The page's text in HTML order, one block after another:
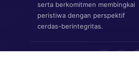
serta berkomitmen membingkai
peristiwa dengan perspektif
cerdas-berintegritas.